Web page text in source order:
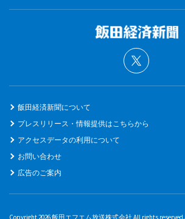
飯田経済新聞について
プレスリリース・情報提供はこちらから
アクセスデータの利用について
お問い合わせ
広告のご案内
Copyright 2026 飯田エフエム放送株式会社 All rights reserved.